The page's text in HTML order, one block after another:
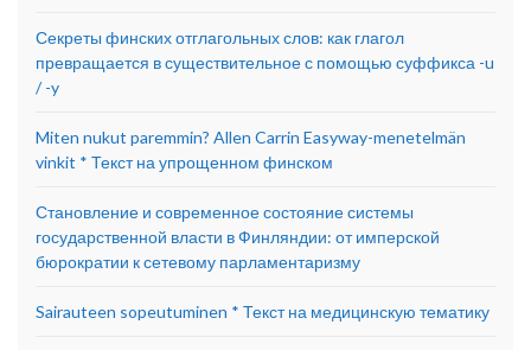
Секреты финских отглагольных слов: как глагол
превращается в существительное с помощью суффикса -u
/ -y
Miten nukut paremmin? Allen Carrin Easyway-menetelmän
vinkit * Текст на упрощенном финском
Становление и современное состояние системы
государственной власти в Финляндии: от имперской
бюрократии к сетевому парламентаризму
Sairauteen sopeutuminen * Текст на медицинскую тематику